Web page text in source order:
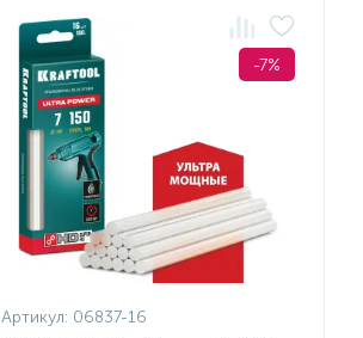
-7%
Артикул: 06837-16